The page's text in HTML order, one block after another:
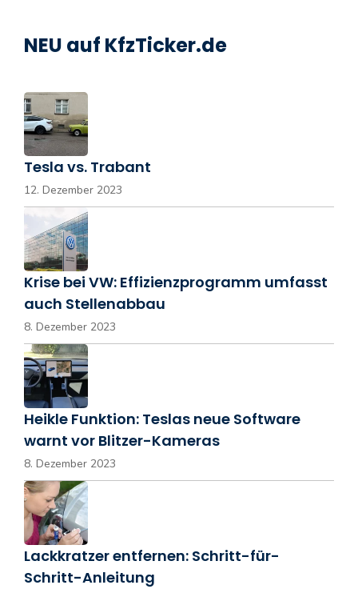
NEU auf KfzTicker.de
Tesla vs. Trabant
12. Dezember 2023
Krise bei VW: Effizienzprogramm umfasst
auch Stellenabbau
8. Dezember 2023
Heikle Funktion: Teslas neue Software
warnt vor Blitzer-Kameras
8. Dezember 2023
Lackkratzer entfernen: Schritt-für-
Schritt-Anleitung